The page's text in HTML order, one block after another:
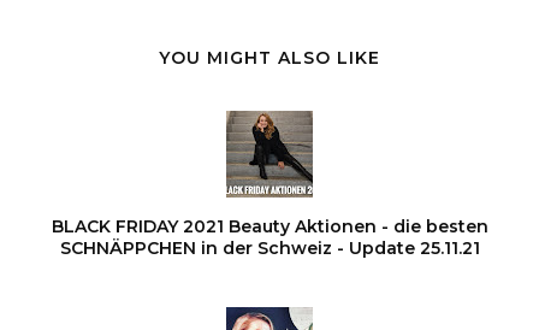
YOU MIGHT ALSO LIKE
BLACK FRIDAY 2021 Beauty Aktionen - die besten
SCHNÄPPCHEN in der Schweiz - Update 25.11.21